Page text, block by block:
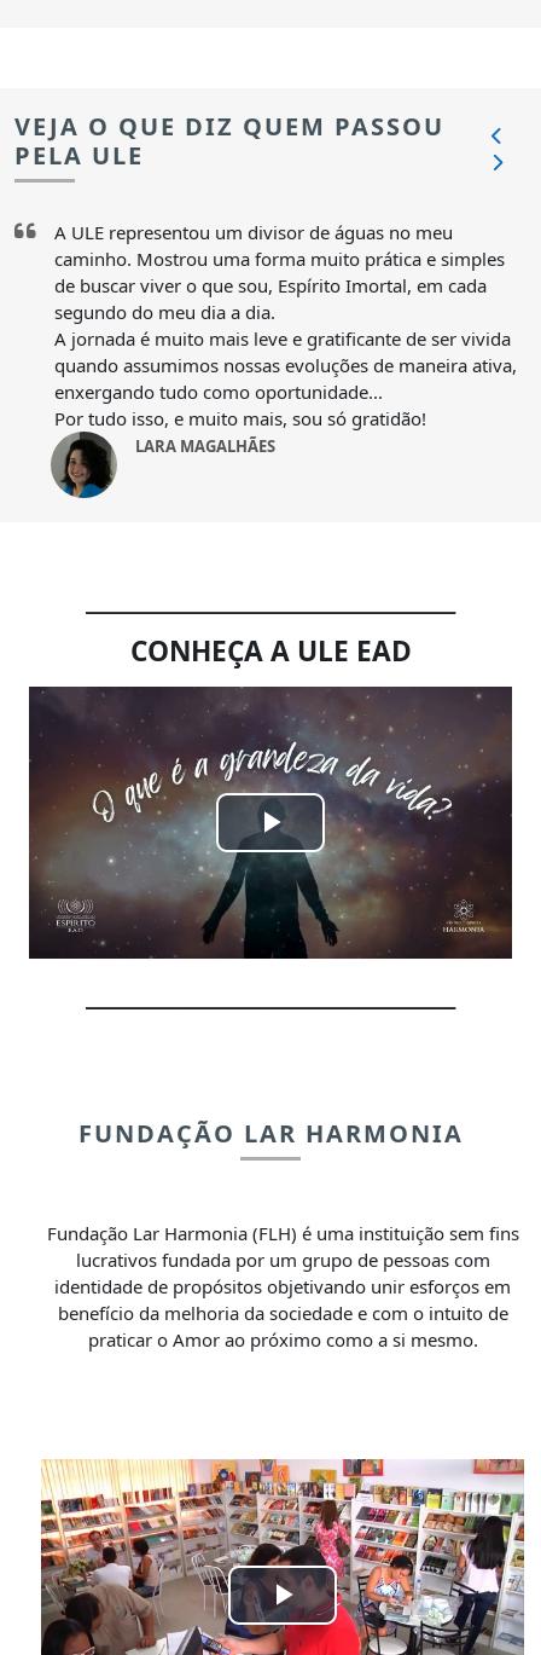
VEJA O QUE DIZ QUEM PASSOU
PELA ULE
A ULE representou um divisor de águas no meu
caminho. Mostrou uma forma muito prática e simples
de buscar viver o que sou, Espírito Imortal, em cada
segundo do meu dia a dia.
A jornada é muito mais leve e gratificante de ser vivida
quando assumimos nossas evoluções de maneira ativa,
enxergando tudo como oportunidade...
Por tudo isso, e muito mais, sou só gratidão!
LARA MAGALHÃES
CONHEÇA A ULE EAD
Tocar
Vídeo
FUNDAÇÃO LAR HARMONIA
Fundação Lar Harmonia (FLH) é uma instituição sem fins
lucrativos fundada por um grupo de pessoas com
identidade de propósitos objetivando unir esforços em
benefício da melhoria da sociedade e com o intuito de
praticar o Amor ao próximo como a si mesmo.
Tocar